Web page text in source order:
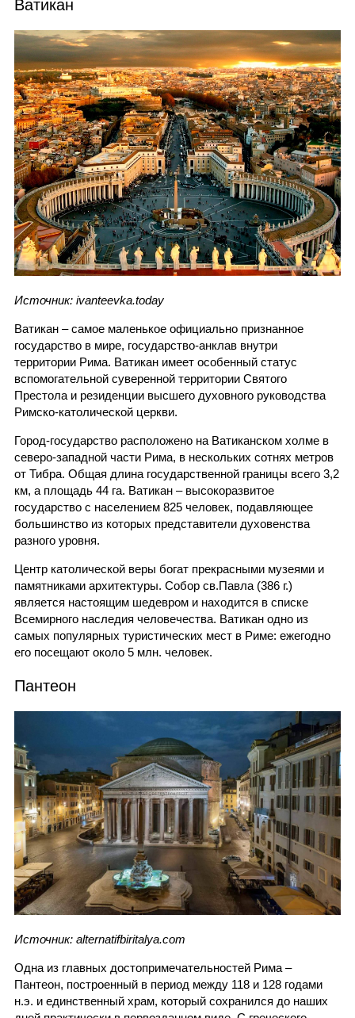
Ватикан
Источник: ivanteevka.today
Ватикан – самое маленькое официально признанное
государство в мире, государство-анклав внутри
территории Рима. Ватикан имеет особенный статус
вспомогательной суверенной территории Святого
Престола и резиденции высшего духовного руководства
Римско-католической церкви.
Город-государство расположено на Ватиканском холме в
северо-западной части Рима, в нескольких сотнях метров
от Тибра. Общая длина государственной границы всего 3,2
км, а площадь 44 га. Ватикан – высокоразвитое
государство с населением 825 человек, подавляющее
большинство из которых представители духовенства
разного уровня.
Центр католической веры богат прекрасными музеями и
памятниками архитектуры. Собор св.Павла (386 г.)
является настоящим шедевром и находится в списке
Всемирного наследия человечества. Ватикан одно из
самых популярных туристических мест в Риме: ежегодно
его посещают около 5 млн. человек.
Пантеон
Источник: alternatifbiritalya.com
Одна из главных достопримечательностей Рима –
Пантеон, построенный в период между 118 и 128 годами
н.э. и единственный храм, который сохранился до наших